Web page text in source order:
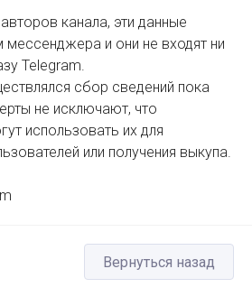
канала, эти данные
мессенджера и они не входят ни
Telegram.
сбор сведений пока
не исключают, что
использовать их для
или получения выкупа.
Вернуться назад